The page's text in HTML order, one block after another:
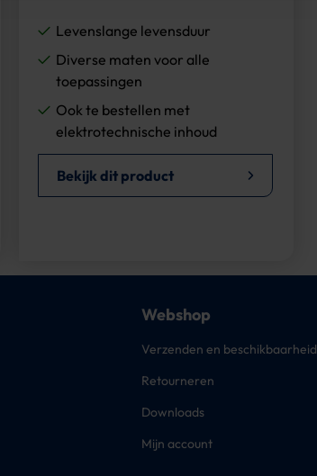
Levenslange levensduur
Diverse maten voor alle
toepassingen
Ook te bestellen met
elektrotechnische inhoud
Bekijk dit product
Webshop
Verzenden en beschikbaarheid
Retourneren
Downloads
Mijn account